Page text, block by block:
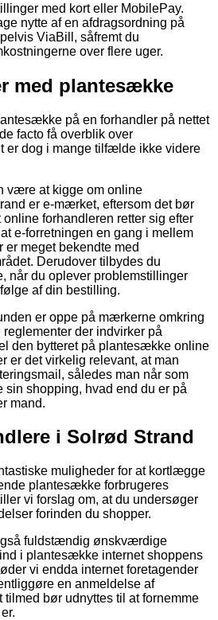
med kort eller MobilePay.
nytte af en afdragsordning på
ViaBill, såfremt du
over flere uger.
med plantesække
på en forhandler på nettet
facto få overblik over
er dog i mange tilfælde ikke videre
være at kigge om online
er e-mærket, eftersom det bør
forhandleren retter sig efter
e-forretningen en gang i mellem
er meget bekendte med
Derudover tilbydes du
når du oplever problemstillinger
af din bestilling.
er oppe på mærkerne omkring
der indvirker på
den bytteret på plantesække online
er det virkelig relevant, at man
således man når som
shopping, hvad end du er på
mand.
i Solrød Strand
muligheder for at kortlægge
plantesække forbrugeres
vi forslag om, at du undersøger
forinden du shopper.
fuldstændig ønskværdige
i plantesække internet shoppens
vi endda internet foretagender
en anmeldelse af
bør udnyttes til at fornemme